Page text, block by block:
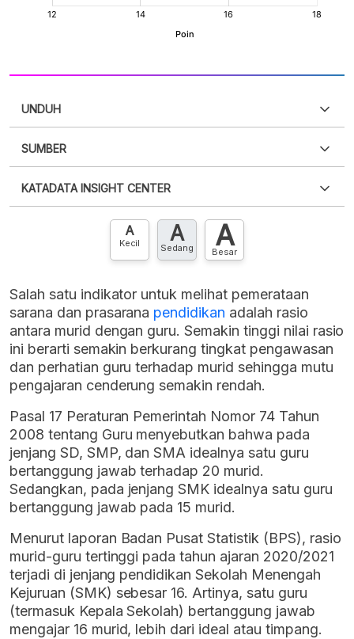
UNDUH
XLS
SUMBER
punya akun?Silakan Daftar sekarang
KATADATA INSIGHT CENTER
Hubungi sekarang »
A
Kecil A
Sedang A
Besar
Salah satu indikator untuk melihat pemerataan
sarana dan prasarana pendidikan adalah rasio
antara murid dengan guru. Semakin tinggi nilai rasio
ini berarti semakin berkurang tingkat pengawasan
dan perhatian guru terhadap murid sehingga mutu
pengajaran cenderung semakin rendah.
Pasal 17 Peraturan Pemerintah Nomor 74 Tahun
2008 tentang Guru menyebutkan bahwa pada
jenjang SD, SMP, dan SMA idealnya satu guru
bertanggung jawab terhadap 20 murid.
Sedangkan, pada jenjang SMK idealnya satu guru
bertanggung jawab pada 15 murid.
Menurut laporan Badan Pusat Statistik (BPS), rasio
murid-guru tertinggi pada tahun ajaran 2020/2021
terjadi di jenjang pendidikan Sekolah Menengah
Kejuruan (SMK) sebesar 16. Artinya, satu guru
(termasuk Kepala Sekolah) bertanggung jawab
mengajar 16 murid, lebih dari ideal atau timpang.